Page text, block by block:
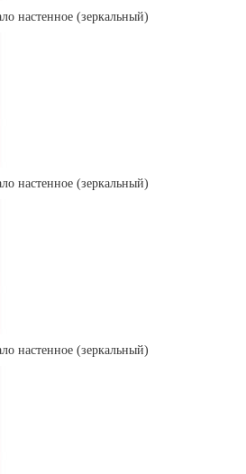
настенное (зеркальный)
настенное (зеркальный)
настенное (зеркальный)